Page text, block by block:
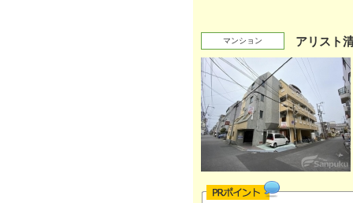
マンション アリスト